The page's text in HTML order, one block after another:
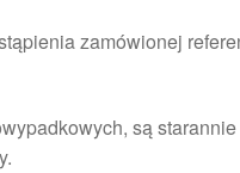
zamówionej
są